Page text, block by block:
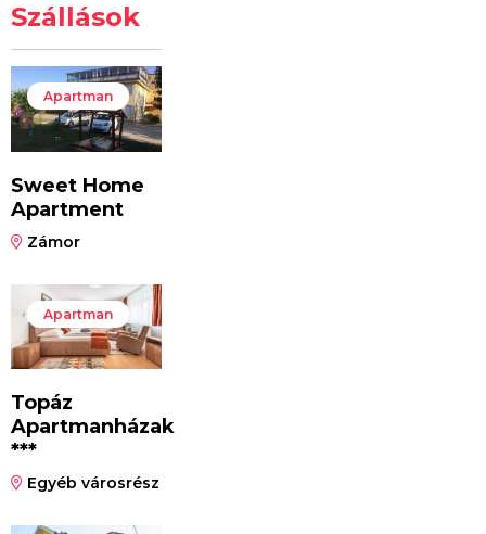
Szállások
Apartman
Sweet Home
Apartment
Zámor
Apartman
Topáz
Apartmanházak
***
Egyéb városrész